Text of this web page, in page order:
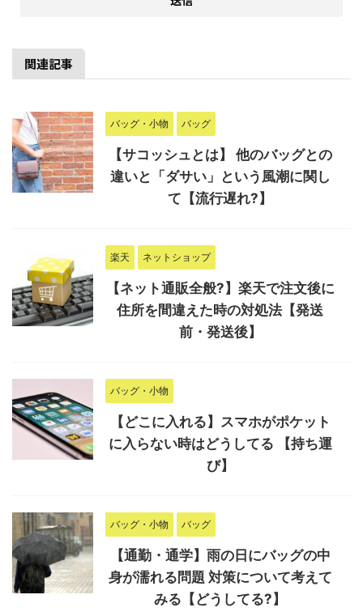
関連記事
バッグ・小物 バッグ
【サコッシュとは】 他のバッグとの
違いと「ダサい」という風潮に関し
て【流行遅れ?】
楽天 ネットショップ
【ネット通販全般?】楽天で注文後に
住所を間違えた時の対処法【発送
前・発送後】
バッグ・小物
【どこに入れる】スマホがポケット
に入らない時はどうしてる 【持ち運
び】
バッグ・小物 バッグ
【通勤・通学】雨の日にバッグの中
身が濡れる問題 対策について考えて
みる【どうしてる?】